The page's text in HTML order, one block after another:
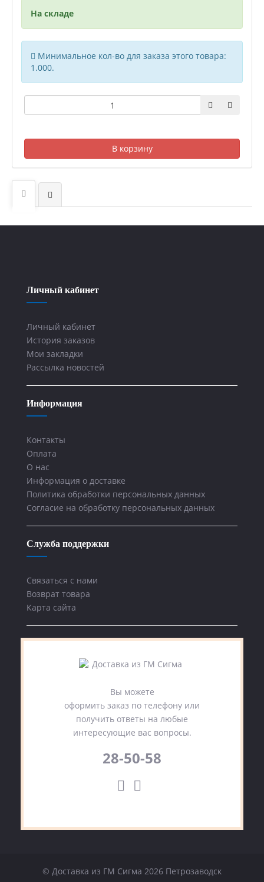
На складе
Минимальное кол-во для заказа этого товара:
1.000.
В корзину
Личный кабинет
Личный кабинет
История заказов
Мои закладки
Рассылка новостей
Информация
Контакты
Оплата
О нас
Информация о доставке
Политика обработки персональных данных
Согласие на обработку персональных данных
Служба поддержки
Связаться с нами
Возврат товара
Карта сайта
Вы можете
оформить заказ по телефону или
получить ответы на любые
интересующие вас вопросы.
28-50-58
© Доставка из ГМ Сигма 2026 Петрозаводск